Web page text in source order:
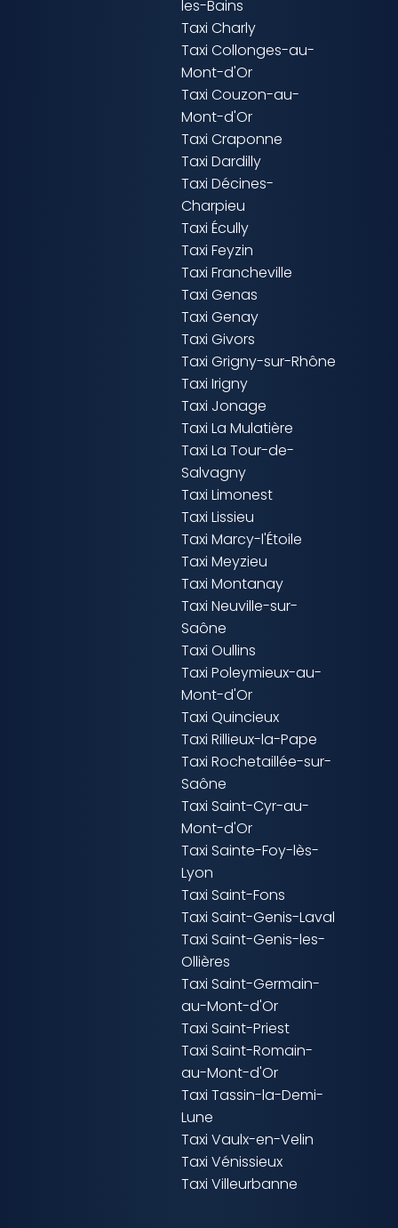
les-Bains
Taxi Charly
Taxi Collonges-au-
Mont-d'Or
Taxi Couzon-au-
Mont-d'Or
Taxi Craponne
Taxi Dardilly
Taxi Décines-
Charpieu
Taxi Écully
Taxi Feyzin
Taxi Francheville
Taxi Genas
Taxi Genay
Taxi Givors
Taxi Grigny-sur-Rhône
Taxi Irigny
Taxi Jonage
Taxi La Mulatière
Taxi La Tour-de-
Salvagny
Taxi Limonest
Taxi Lissieu
Taxi Marcy-l'Étoile
Taxi Meyzieu
Taxi Montanay
Taxi Neuville-sur-
Saône
Taxi Oullins
Taxi Poleymieux-au-
Mont-d'Or
Taxi Quincieux
Taxi Rillieux-la-Pape
Taxi Rochetaillée-sur-
Saône
Taxi Saint-Cyr-au-
Mont-d'Or
Taxi Sainte-Foy-lès-
Lyon
Taxi Saint-Fons
Taxi Saint-Genis-Laval
Taxi Saint-Genis-les-
Ollières
Taxi Saint-Germain-
au-Mont-d'Or
Taxi Saint-Priest
Taxi Saint-Romain-
au-Mont-d'Or
Taxi Tassin-la-Demi-
Lune
Taxi Vaulx-en-Velin
Taxi Vénissieux
Taxi Villeurbanne